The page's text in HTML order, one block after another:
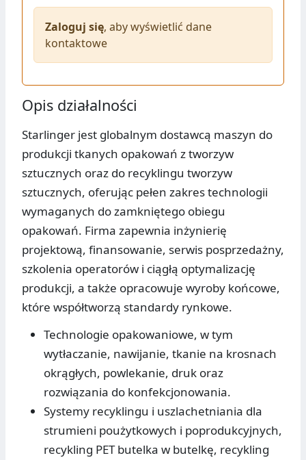
Zaloguj się, aby wyświetlić dane
kontaktowe
Opis działalności
Starlinger jest globalnym dostawcą maszyn do
produkcji tkanych opakowań z tworzyw
sztucznych oraz do recyklingu tworzyw
sztucznych, oferując pełen zakres technologii
wymaganych do zamkniętego obiegu
opakowań. Firma zapewnia inżynierię
projektową, finansowanie, serwis posprzedażny,
szkolenia operatorów i ciągłą optymalizację
produkcji, a także opracowuje wyroby końcowe,
które współtworzą standardy rynkowe.
Technologie opakowaniowe, w tym
wytłaczanie, nawijanie, tkanie na krosnach
okrągłych, powlekanie, druk oraz
rozwiązania do konfekcjonowania.
Systemy recyklingu i uszlachetniania dla
strumieni poużytkowych i poprodukcyjnych,
recykling PET butelka w butelkę, recykling